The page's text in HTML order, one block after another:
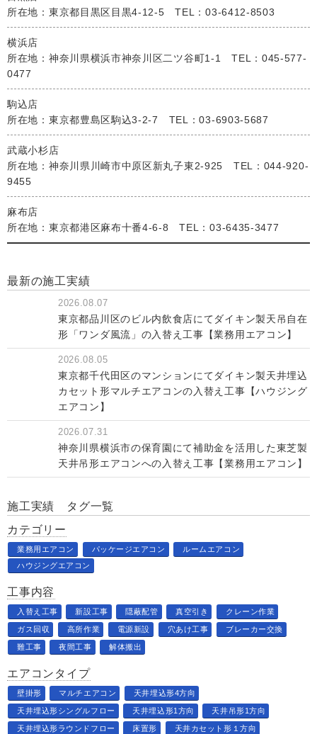
所在地：東京都目黒区目黒4-12-5 TEL：03-6412-8503
横浜店
所在地：神奈川県横浜市神奈川区二ツ谷町1-1 TEL：045-577-
0477
駒込店
所在地：東京都豊島区駒込3-2-7 TEL：03-6903-5687
武蔵小杉店
所在地：神奈川県川崎市中原区新丸子東2-925 TEL：044-920-
9455
麻布店
所在地：東京都港区麻布十番4-6-8 TEL：03-6435-3477
最新の施工実績
2026.08.07
東京都品川区のビル内飲食店にてダイキン製天吊自在
形「ワンダ風流」の入替え工事【業務用エアコン】
2026.08.05
東京都千代田区のマンションにてダイキン製天井埋込
カセット形マルチエアコンの入替え工事【ハウジング
エアコン】
2026.07.31
神奈川県横浜市の保育園にて補助金を活用した東芝製
天井吊形エアコンへの入替え工事【業務用エアコン】
施工実績 タグ一覧
カテゴリー
業務用エアコン パッケージエアコン
ルームエアコン
ハウジングエアコン
工事内容
入替え工事 新設工事 隠蔽配管 真空引き クレーン作業
ガス回収 高所作業 電源新設 穴あけ工事 ブレーカー交換
難工事 夜間工事 解体搬出
エアコンタイプ
壁掛形 マルチエアコン 天井埋込形4方向
天井埋込形シングルフロー 天井埋込形1方向 天井吊形1方向
天井埋込形ラウンドフロー 床置形 天井カセット形１方向